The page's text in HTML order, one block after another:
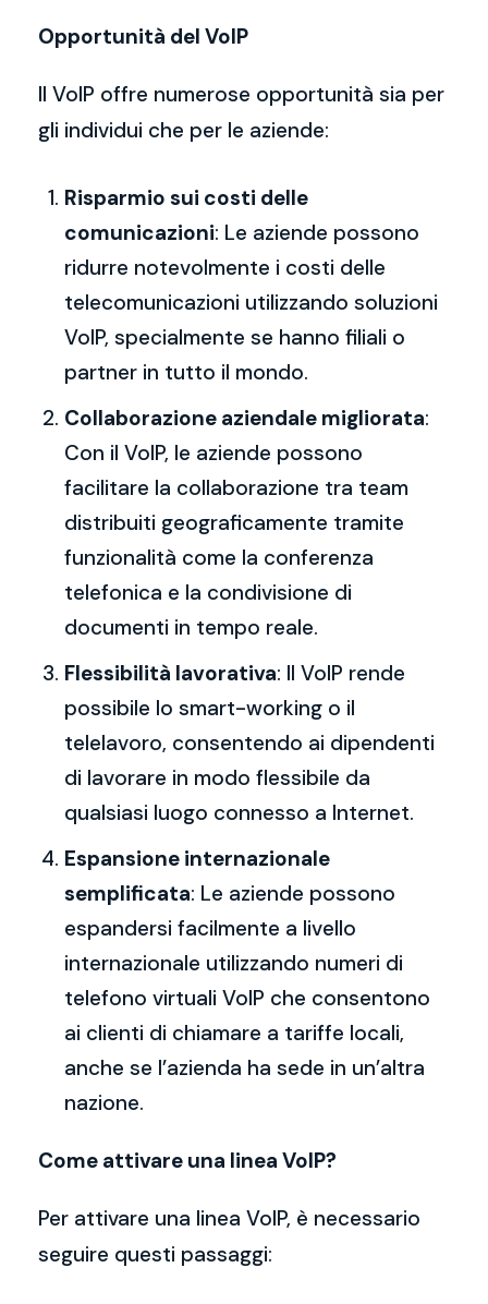
Opportunità del VoIP
Il VoIP offre numerose opportunità sia per
gli individui che per le aziende:
Risparmio sui costi delle
comunicazioni: Le aziende possono
ridurre notevolmente i costi delle
telecomunicazioni utilizzando soluzioni
VoIP, specialmente se hanno filiali o
partner in tutto il mondo.
Collaborazione aziendale migliorata:
Con il VoIP, le aziende possono
facilitare la collaborazione tra team
distribuiti geograficamente tramite
funzionalità come la conferenza
telefonica e la condivisione di
documenti in tempo reale.
Flessibilità lavorativa: Il VoIP rende
possibile lo smart-working o il
telelavoro, consentendo ai dipendenti
di lavorare in modo flessibile da
qualsiasi luogo connesso a Internet.
Espansione internazionale
semplificata: Le aziende possono
espandersi facilmente a livello
internazionale utilizzando numeri di
telefono virtuali VoIP che consentono
ai clienti di chiamare a tariffe locali,
anche se l’azienda ha sede in un’altra
nazione.
Come attivare una linea VoIP?
Per attivare una linea VoIP, è necessario
seguire questi passaggi: